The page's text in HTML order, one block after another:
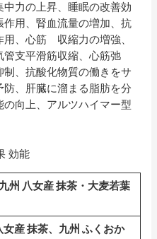
力の上昇、睡眠の改善効
用、腎血流量の増加、抗
用、心筋 収縮力の増強、
支平滑筋収縮、心筋弛
、抗酸化物質の働きをサ
、肝臓に溜まる脂肪を分
向上、アルツハイマー型
州 八女産 抹茶・大麦若葉
産 抹茶、九州 ふくおか